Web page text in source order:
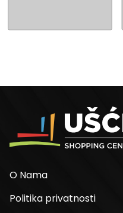
O Nama
Politika privatnosti